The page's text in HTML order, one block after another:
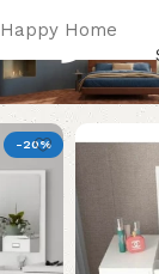
Happy Home
تسريحة
-20%